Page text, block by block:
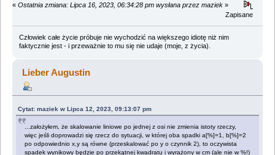
« Ostatnia zmiana: Lipca 16, 2023, 06:34:28 pm wysłana przez maziek »
Zapisane
Człowiek całe życie próbuje nie wychodzić na większego idiotę niż nim
faktycznie jest - i przeważnie to mu się nie udaje (moje, z życia).
Lieber Augustin
Cytat: maziek w Lipca 12, 2023, 09:13:07 pm
...założyłem, że skalowanie liniowe po jednej z osi nie zmienia istoty rzeczy,
więc jeśli doprowadzi się rzecz do sytuacji, w której oba spadki a[%]=1, b[%]=2
po odpowiednio x,y są równe (przeskalować po y o czynnik 2), to oczywista
spadek wynikowy będzie po przekątnej kwadratu i wyrażony w cm (ale nie w %!)